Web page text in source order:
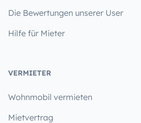
Die Bewertungen unserer User
Hilfe für Mieter
VERMIETER
Wohnmobil vermieten
Mietvertrag